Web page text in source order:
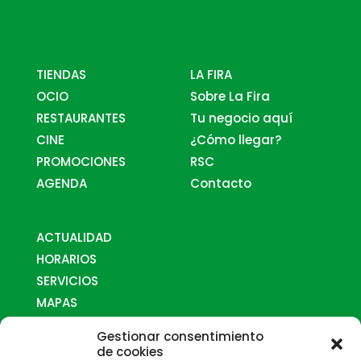
Gestionar consentimiento
de cookies
TIENDAS
OCIO
RESTAURANTES
CINE
PROMOCIONES
AGENDA
LA FIRA
Sobre La Fira
Tu negocio aquí
¿Cómo llegar?
RSC
Contacto
ACTUALIDAD
HORARIOS
SERVICIOS
MAPAS
CONTACTO